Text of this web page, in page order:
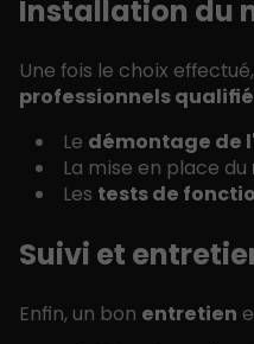
Installation du
Une fois le choix
professionnels
Le démontage de
La mise en place du
Les tests de
Suivi et
Enfin, un bon entretien